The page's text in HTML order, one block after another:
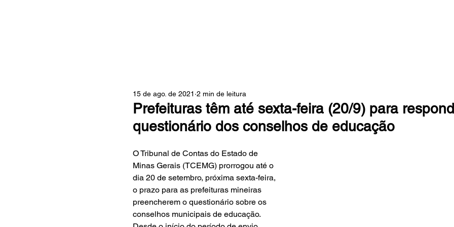
Prefeituras têm até sexta-feira (20/9) para
questionário dos conselhos de educação
15 de ago. de 2021 2 min de leitura
O Tribunal de Contas do Estado de
Minas Gerais (TCEMG) prorrogou até o
dia 20 de setembro, próxima sexta-feira,
o prazo para as prefeituras mineiras
preencherem o questionário sobre os
conselhos municipais de educação.